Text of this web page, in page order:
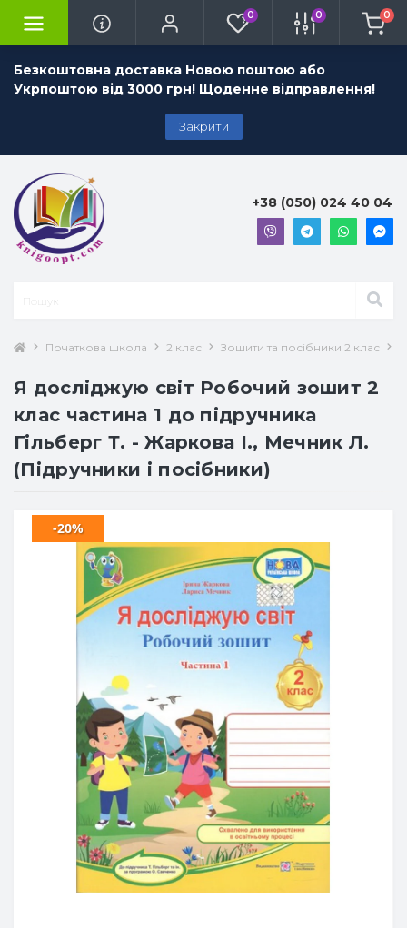
Безкоштовна доставка Новою поштою або
Укрпоштою від 3000 грн! Щоденне відправлення!
Закрити
0 0 0
+38 (050) 024 40 04
Початкова школа 2 клас Зошити та посібники 2 клас
Я досліджую світ Робочий зошит 2
клас частина 1 до підручника
Гільберг Т. - Жаркова І., Мечник Л.
(Підручники і посібники)
-20%